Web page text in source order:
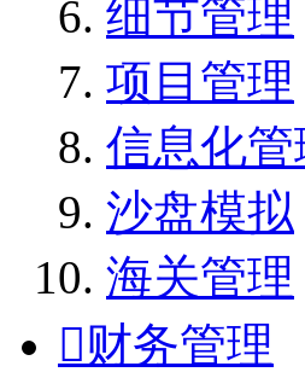
细节管理
项目管理
信息化管
沙盘模拟
海关管理
财务管理